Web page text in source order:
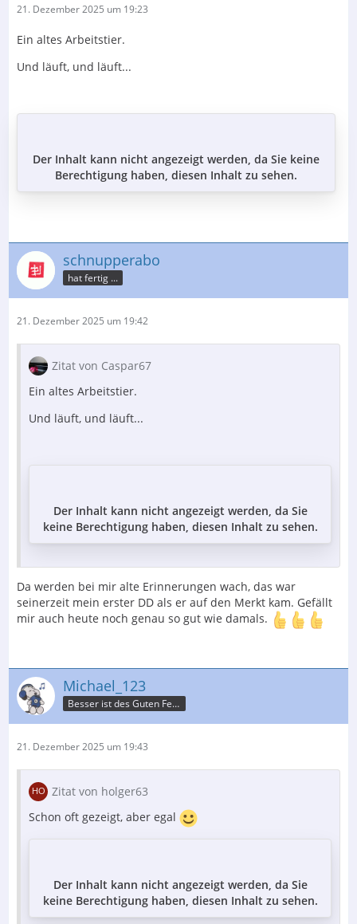
21. Dezember 2025 um 19:23
Ein altes Arbeitstier.
Und läuft, und läuft...
Der Inhalt kann nicht angezeigt werden, da Sie keine
Berechtigung haben, diesen Inhalt zu sehen.
schnupperabo
hat fertig ...
21. Dezember 2025 um 19:42
Zitat von Caspar67
Ein altes Arbeitstier.
Und läuft, und läuft...
Der Inhalt kann nicht angezeigt werden, da Sie
keine Berechtigung haben, diesen Inhalt zu sehen.
Da werden bei mir alte Erinnerungen wach, das war
seinerzeit mein erster DD als er auf den Merkt kam. Gefällt
mir auch heute noch genau so gut wie damals.
Michael_123
Besser ist des Guten Feind
21. Dezember 2025 um 19:43
Zitat von holger63
Schon oft gezeigt, aber egal
Der Inhalt kann nicht angezeigt werden, da Sie
keine Berechtigung haben, diesen Inhalt zu sehen.